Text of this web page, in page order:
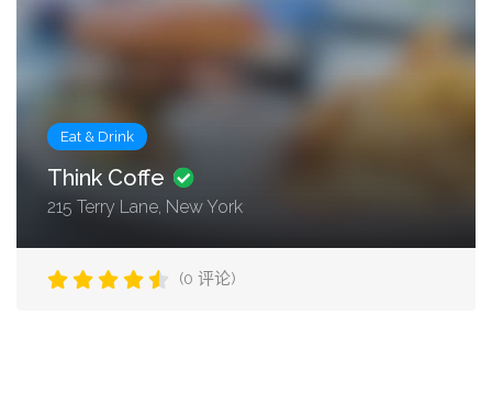
Eat & Drink
Think Coffe
215 Terry Lane, New York
(0 评论)